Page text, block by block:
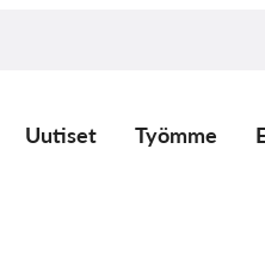
Main
Uutiset Työmme